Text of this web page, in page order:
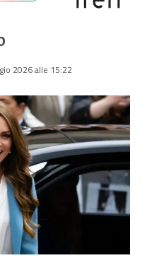
2026 alle 15:22